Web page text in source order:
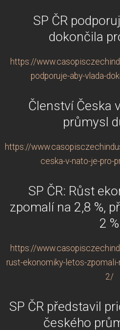
SP ČR
dokončila
https://
podporuje-aby-vlada-
Členství Česka
průmysl
https://
ceska-v-nato-je-pro-
SP ČR: Růst
zpomalí na 2,8 %,
2 %
https://
rust-ekonomiky-letos-
2/
SP ČR představil
českého